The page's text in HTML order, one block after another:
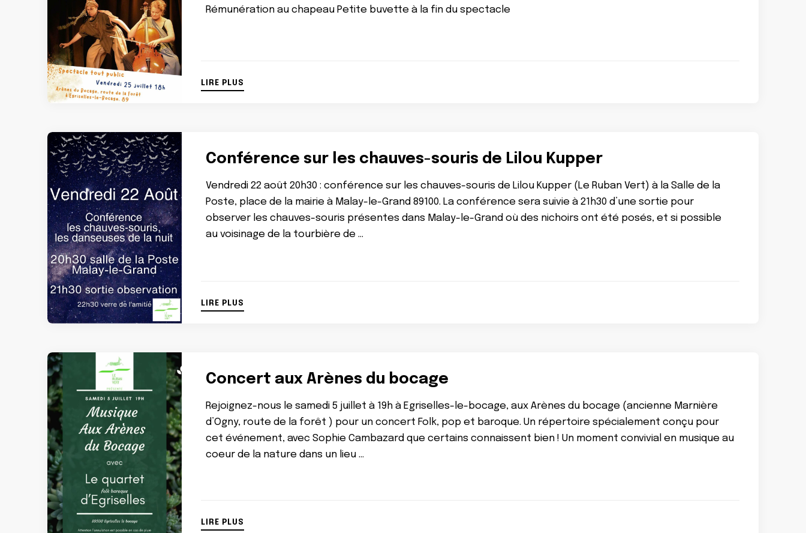
Rémunération au chapeau Petite buvette à la fin du spectacle
LIRE PLUS
Conférence sur les chauves-souris de Lilou Kupper
Vendredi 22 août 20h30 : conférence sur les chauves-souris de Lilou Kupper (Le Ruban Vert) à la Salle de la
Poste, place de la mairie à Malay-le-Grand 89100. La conférence sera suivie à 21h30 d’une sortie pour
observer les chauves-souris présentes dans Malay-le-Grand où des nichoirs ont été posés, et si possible
au voisinage de la tourbière de …
LIRE PLUS
Concert aux Arènes du bocage
Rejoignez-nous le samedi 5 juillet à 19h à Egriselles-le-bocage, aux Arènes du bocage (ancienne Marnière
d’Ogny, route de la forêt ) pour un concert Folk, pop et baroque. Un répertoire spécialement conçu pour
cet événement, avec Sophie Cambazard que certains connaissent bien ! Un moment convivial en musique au
coeur de la nature dans un lieu …
LIRE PLUS